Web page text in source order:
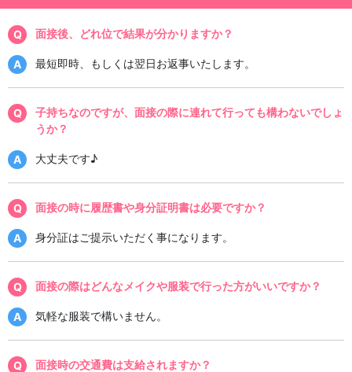
面接後、どれ位で結果が分かりますか？
最短即時、もしくは翌日お返事いたします。
子持ちなのですが、面接の際に連れて行っても構わないでしょ
うか？
大丈夫です♪
面接の時に履歴書や身分証明書は必要ですか？
身分証はご提示いただく事になります。
面接の際はどんなメイクや服装で行った方がいいですか？
気軽な服装で構いません。
面接時の交通費は支給されますか？